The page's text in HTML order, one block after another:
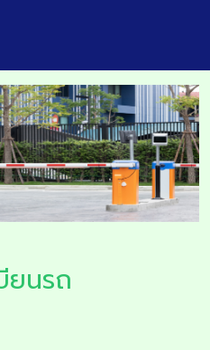
ยนรถ